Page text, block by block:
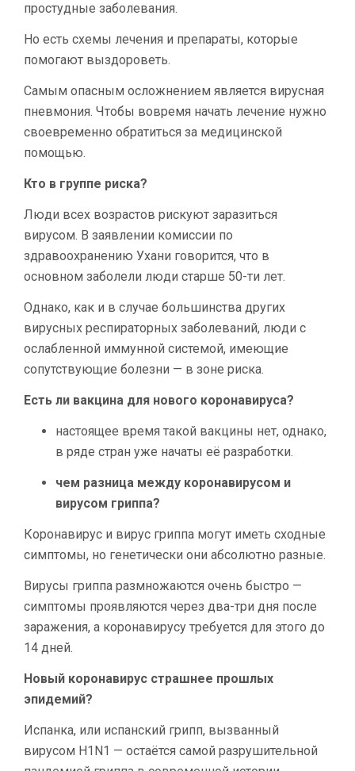
простудные заболевания.
Но есть схемы лечения и препараты, которые
помогают выздороветь.
Самым опасным осложнением является вирусная
пневмония. Чтобы вовремя начать лечение нужно
своевременно обратиться за медицинской
помощью.
Кто в группе риска?
Люди всех возрастов рискуют заразиться
вирусом. В заявлении комиссии по
здравоохранению Ухани говорится, что в
основном заболели люди старше 50-ти лет.
Однако, как и в случае большинства других
вирусных респираторных заболеваний, люди с
ослабленной иммунной системой, имеющие
сопутствующие болезни — в зоне риска.
Есть ли вакцина для нового коронавируса?
настоящее время такой вакцины нет, однако,
в ряде стран уже начаты её разработки.
чем разница между коронавирусом и
вирусом гриппа?
Коронавирус и вирус гриппа могут иметь сходные
симптомы, но генетически они абсолютно разные.
Вирусы гриппа размножаются очень быстро —
симптомы проявляются через два-три дня после
заражения, а коронавирусу требуется для этого до
14 дней.
Новый коронавирус страшнее прошлых
эпидемий?
Испанка, или испанский грипп, вызванный
вирусом H1N1 — остаётся самой разрушительной